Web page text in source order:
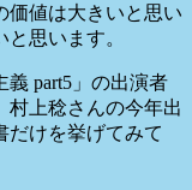
価値は大きいと思い
思います。
part5」の出演者
村上稔さんの今年出
だけを挙げてみて